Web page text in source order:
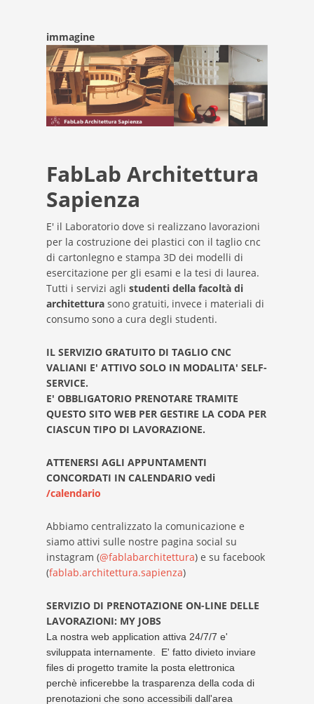
immagine
FabLab Architettura
Sapienza
E' il Laboratorio dove si realizzano lavorazioni
per la costruzione dei plastici con il taglio cnc
di cartonlegno e stampa 3D dei modelli di
esercitazione per gli esami e la tesi di laurea.
Tutti i servizi aglistudenti della facoltà di
architettura sono gratuiti, invece i materiali di
consumo sono a cura degli studenti.
IL SERVIZIO GRATUITO DI TAGLIO CNC
VALIANI E' ATTIVO SOLO IN MODALITA' SELF-
SERVICE.
E' OBBLIGATORIO PRENOTARE TRAMITE
QUESTO SITO WEB PER GESTIRE LA CODA PER
CIASCUN TIPO DI LAVORAZIONE.
ATTENERSI AGLI APPUNTAMENTI
CONCORDATI IN CALENDARIO vedi
/calendario
Abbiamo centralizzato la comunicazione e
siamo attivi sulle nostre pagina social su
instagram (@fablabarchitettura) e su facebook
(fablab.architettura.sapienza)
SERVIZIO DI PRENOTAZIONE ON-LINE DELLE
LAVORAZIONI: MY JOBS
La nostra web application attiva 24/7/7 e'
sviluppata internamente. E' fatto divieto inviare
files di progetto tramite la posta elettronica
perchè inficerebbe la trasparenza della coda di
prenotazioni che sono accessibili dall'area